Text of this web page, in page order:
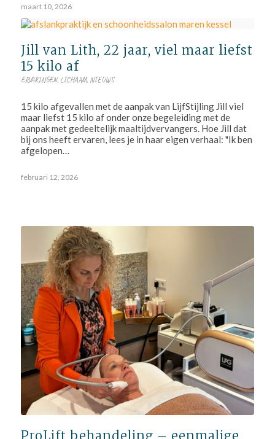
maart 10, 2026
Jill van Lith, 22 jaar, viel maar liefst
15 kilo af
ERVARINGEN, LICHAAM, NIEUWS
15 kilo afgevallen met de aanpak van LijfStijling Jill viel
maar liefst 15 kilo af onder onze begeleiding met de
aanpak met gedeeltelijk maaltijdvervangers. Hoe Jill dat
bij ons heeft ervaren, lees je in haar eigen verhaal: "Ik ben
afgelopen…
februari 12, 2026
ProLift behandeling – eenmalige